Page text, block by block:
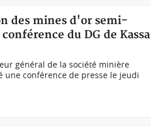
des mines d'or semi-
du DG de Kassa
général de la société minière
une conférence de presse le jeudi